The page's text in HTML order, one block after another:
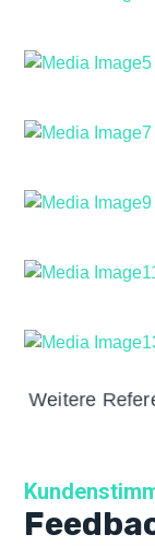
Weitere